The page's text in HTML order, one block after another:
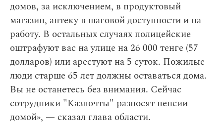
домов, за исключением, в продуктовый
магазин, аптеку в шаговой доступности и на
работу. В остальных случаях полицейские
оштрафуют вас на улице на 26 000 тенге (57
долларов) или арестуют на 5 суток. Пожилые
люди старше 65 лет должны оставаться дома.
Вы не останетесь без внимания. Сейчас
сотрудники "Казпочты" разносят пенсии
домой», — сказал глава области.